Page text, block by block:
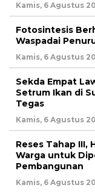
Kamis, 6 Agustus
Fotosintesis
Waspadai
Kamis, 6 Agustus
Sekda Empat
Setrum Ikan di
Tegas
Kamis, 6 Agustus
Reses Tahap III,
Warga untuk
Pembangunan
Kamis, 6 Agustus